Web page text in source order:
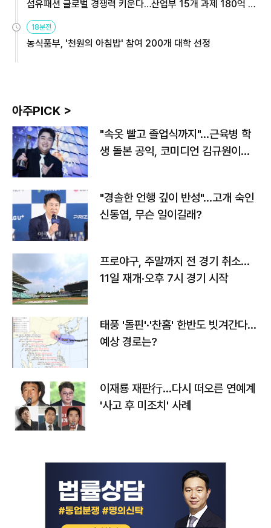
섬유패션 글로벌 경쟁력 키운다…산업부 15개 과제 180억 지
원
18분전
농식품부, '천원의 아침밥' 참여 200개 대학 선정
아주PICK >
"속옷 빨고 졸업식까지"…근육병 학
생 돌본 공익, 코미디언 김규원이었
"경솔한 언행 깊이 반성"…고개 숙인
신동엽, 무슨 일이길래?
프로야구, 주말까지 전 경기 취소…
11일 재개·오후 7시 경기 시작
태풍 '돌핀'·'찬홈' 한반도 빗겨간다…
예상 경로는?
이재룡 재판行…다시 떠오른 연예계
'사고 후 미조치' 사례